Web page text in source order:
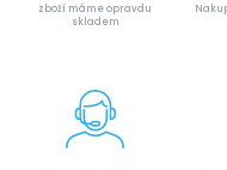
zboží máme opravdu
skladem